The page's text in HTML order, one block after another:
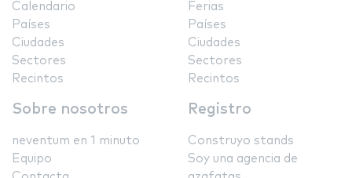
Calendario
Países
Ciudades
Sectores
Recintos
Ferias
Países
Ciudades
Sectores
Recintos
Sobre nosotros
neventum en 1 minuto
Equipo
Registro
Construyo stands
Soy una agencia de